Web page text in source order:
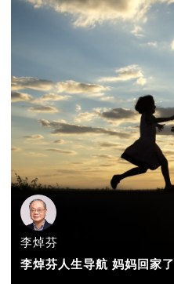
李焯芬
李焯芬人生导航 妈妈回家了